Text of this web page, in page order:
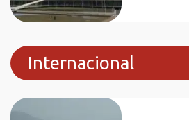
Internacional